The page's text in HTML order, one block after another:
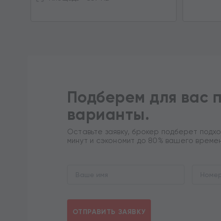
Подберем для вас
варианты.
Оставьте заявку, брокер подберет
минут и сэкономит до 80% вашего
ОТПРАВИТЬ ЗАЯВКУ